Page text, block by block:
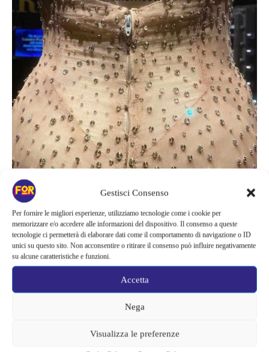
Gestisci Consenso
Per fornire le migliori esperienze, utilizziamo tecnologie come i cookie per
memorizzare e/o accedere alle informazioni del dispositivo. Il consenso a queste
tecnologie ci permetterà di elaborare dati come il comportamento di navigazione o ID
unici su questo sito. Non acconsentire o ritirare il consenso può influire negativamente
su alcune caratteristiche e funzioni.
Accetta
Nega
Visualizza le preferenze
Taglie forti e diete estreme
Nell’intervista del 2 maggio, la Kardashian ha anche rivelato a
Vogue diessersi sottoposta a una dieta estrema per entrare
nell’abitoa causa della politica di non modificarlo,“Indossavo
una tuta da sauna due volte al giorno, correvo sul tapis roulant,
ho eliminato completamente tutti gli zuccheri e i carboidrati,
mangiavo solo verdure e proteine pulitissime… Non morivo di